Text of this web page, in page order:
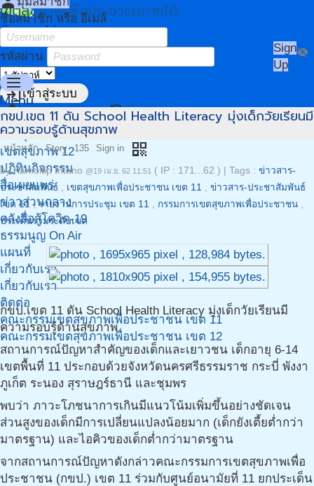
เขตสุขภาพเพื่อประชาชนภาคใต้
Owner Menu
ชื่อสมาชิก หรือ อีเมล์
รหัสผ่าน visibility_off
loginเข้าสู่ระบบ
person_addสมัครสมาชิก restoreลืมรหัสผ่าน?
Sign
Up
menu
Menu
หน้าแรก
เขตสุขภาพ 11
เขตสุขภาพ 12
ปฏิทินกิจกรรม
สื่อเผยแพร่
ข่าวส่วนกลาง
คลังสื่อสู้โควิด-19
ธรรมนูญ On Air
แผนที่
เกี่ยวกับเรา
เกี่ยวกับเรา
ติดต่อ
คณะกรรมเขตสุขภาพเพื่อประชาชน เขต 11
คณะกรรมเขตสุขภาพเพื่อประชาชน เขต 12
กขป.เขต 11 ดัน School Health Literacy มุ่งเด็กวัยเรียนมี
ความรอบรู้ด้านสุขภาพ
หน้าหลัก Story 135 Sign in qr_code
byKamoltip Intano @19 เม.ย. 62 11:51 ( IP : 171...62 ) Tags : ข่าวสาร-
ประชาสัมพันธ์ , เขตสุขภาพเพื่อประชาชน เขต 11 , ข่าวสาร-ประชาสัมพันธ์
เขต 11,รายงานการประชุม เขต 11 , กรรมการเขตสุขภาพเพื่อประชาชน ,
ประเด็นร่วมระดับเขต
กขป.เขต 11 ดัน School Health Literacy มุ่งเด็กวัยเรียนมี
ความรอบรู้ด้านสุขภาพ
สถานการณ์ปัญหาสำคัญของเด็กและเยาวชน เด็กอายุ 6-14
เขตพื้นที่ 11 ประกอบด้วยจังหวัดนครศรีธรรมราช กระบี่ พังงา
ภูเก็ต ระนอง สุราษฎร์ธานี และชุมพร
พบว่า ภาวะโภชนาการเกินมีแนวโน้มเพิ่มขึ้นอย่างชัดเจน
ส่วนสูงของเด็กมีการเปลี่ยนแปลงน้อยมาก (เด็กยังเตี้ยต่ำกว่า
มาตรฐาน) และไอคิวของเด็กต่ำกว่ามาตรฐาน
จากสถานการณ์ปัญหาดังกล่าวคณะกรรมการเขตสุขภาพเพื่อ
ประชาชน (กขป.) เขต 11 ร่วมกับศูนย์อนามัยที่ 11 ยกประเด็น